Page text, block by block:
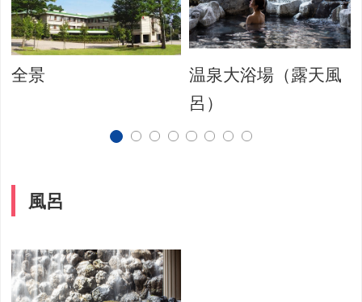
全景
温泉大浴場（露天風
呂）
風呂